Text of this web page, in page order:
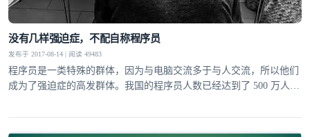
没有几样强迫症，不配自称程序员
发布于 2017-08-14 | 阅读 49483
程序员是一类特殊的群体，因为与电脑交流多于与人交流，所以他们
成为了强迫症的高发群体。我国的程序员人数已经达到了 500 万人，
的，程序员的强迫症成了不可忽视的社会现象。我将程序员高发的强
迫症分为十大类。